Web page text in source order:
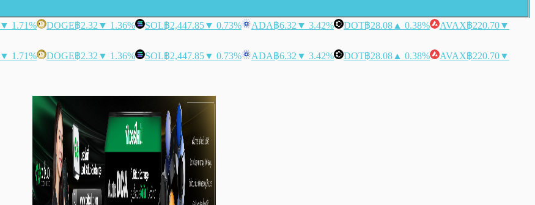
▼ 1.71% DOGE฿2.32 ▼ 1.36% SOL฿2,447.85▼ 0.73% ADA฿6.32 ▼ 3.42% DOT฿28.08 ▲ 0.38% AVAX฿220.70▼
▼ 1.71% DOGE฿2.32 ▼ 1.36% SOL฿2,447.85▼ 0.73% ADA฿6.32 ▼ 3.42% DOT฿28.08 ▲ 0.38% AVAX฿220.70▼